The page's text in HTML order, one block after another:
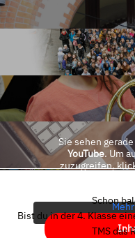
Sie sehen
YouTube. Um
zuzugreifen,
Schon
Bist du in der 4. Klasse
TMS das